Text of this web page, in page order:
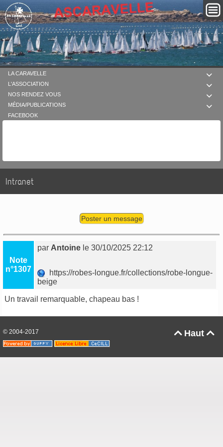

LA CARAVELLE

L'ASSOCIATION

NOS RENDEZ VOUS

MÉDIA/PUBLICATIONS
FACEBOOK
Intranet
Poster un message
Note
n°1307
par Antoine le 30/10/2025 22:12
https://robes-longue.fr/collections/robe-longue-
beige
Un travail remarquable, chapeau bas !
Haut 
© 2004-2017